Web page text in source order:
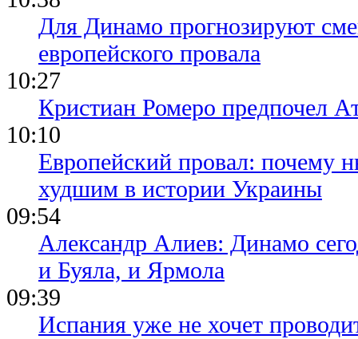
Для Динамо прогнозируют
европейского провала
10:27
Кристиан Ромеро предпочел
10:10
Европейский провал: почему
худшим в истории Украины
09:54
Александр Алиев: Динамо
и Буяла, и Ярмола
09:39
Испания уже не хочет